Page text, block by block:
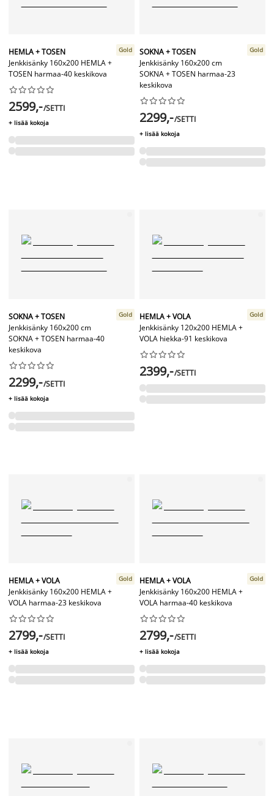
HEMLA + TOSEN
Jenkkisänky 160x200 HEMLA +
TOSEN harmaa-40 keskikova
Gold






2599,-/SETTI
+ lisää kokoja
SOKNA + TOSEN
Jenkkisänky 160x200 cm
SOKNA + TOSEN harmaa-23
keskikova
Gold






2299,-/SETTI
+ lisää kokoja
SOKNA + TOSEN
Jenkkisänky 160x200 cm
SOKNA + TOSEN harmaa-40
keskikova
Gold






2299,-/SETTI
+ lisää kokoja
HEMLA + VOLA
Jenkkisänky 120x200 HEMLA +
VOLA hiekka-91 keskikova
Gold






2399,-/SETTI
HEMLA + VOLA
Jenkkisänky 160x200 HEMLA +
VOLA harmaa-23 keskikova
Gold






2799,-/SETTI
+ lisää kokoja
HEMLA + VOLA
Jenkkisänky 160x200 HEMLA +
VOLA harmaa-40 keskikova
Gold






2799,-/SETTI
+ lisää kokoja